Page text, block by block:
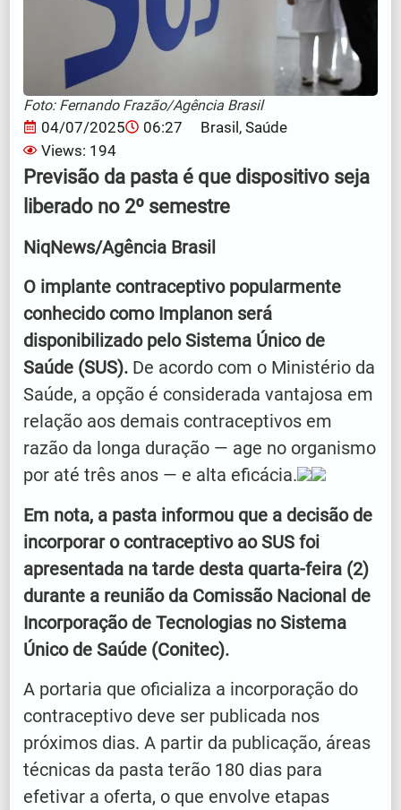
Foto: Fernando Frazão/Agência Brasil
04/07/2025 06:27 Brasil,Saúde
Views: 194
Previsão da pasta é que dispositivo seja
liberado no 2º semestre
NiqNews/Agência Brasil
O implante contraceptivo popularmente
conhecido como Implanon será
disponibilizado pelo Sistema Único de
Saúde (SUS). De acordo com o Ministério da
Saúde, a opção é considerada vantajosa em
relação aos demais contraceptivos em
razão da longa duração — age no organismo
por até três anos — e alta eficácia.
Em nota, a pasta informou que a decisão de
incorporar o contraceptivo ao SUS foi
apresentada na tarde desta quarta-feira (2)
durante a reunião da Comissão Nacional de
Incorporação de Tecnologias no Sistema
Único de Saúde (Conitec).
A portaria que oficializa a incorporação do
contraceptivo deve ser publicada nos
próximos dias. A partir da publicação, áreas
técnicas da pasta terão 180 dias para
efetivar a oferta, o que envolve etapas